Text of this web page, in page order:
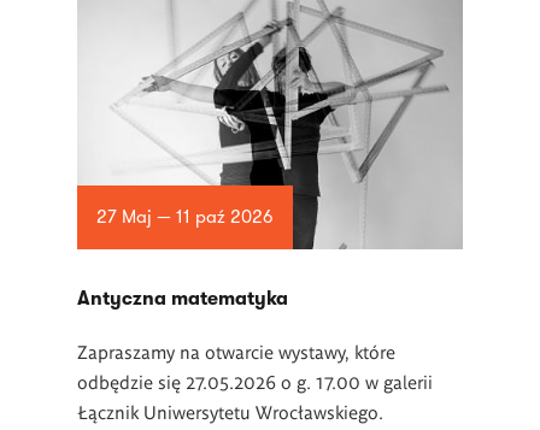
27 Maj — 11 paź 2026
Antyczna matematyka
Zapraszamy na otwarcie wystawy, które
odbędzie się 27.05.2026 o g. 17.00 w galerii
Łącznik Uniwersytetu Wrocławskiego.